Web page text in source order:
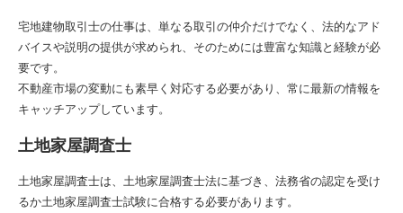
宅地建物取引士の仕事は、単なる取引の仲介だけでなく、法的なアド
バイスや説明の提供が求められ、そのためには豊富な知識と経験が必
要です。
不動産市場の変動にも素早く対応する必要があり、常に最新の情報を
キャッチアップしています。
土地家屋調査士
土地家屋調査士は、土地家屋調査士法に基づき、法務省の認定を受け
るか土地家屋調査士試験に合格する必要があります。